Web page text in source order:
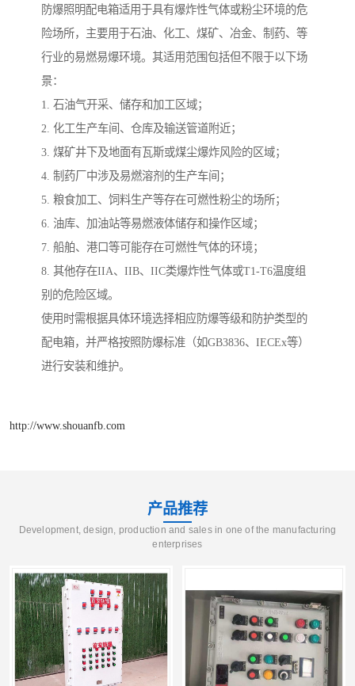
防爆照明配电箱适用于具有爆炸性气体或粉尘环境的危
险场所，主要用于石油、化工、煤矿、冶金、制药、等
行业的易燃易爆环境。其适用范围包括但不限于以下场
景：
1. 石油气开采、储存和加工区域；
2. 化工生产车间、仓库及输送管道附近；
3. 煤矿井下及地面有瓦斯或煤尘爆炸风险的区域；
4. 制药厂中涉及易燃溶剂的生产车间；
5. 粮食加工、饲料生产等存在可燃性粉尘的场所；
6. 油库、加油站等易燃液体储存和操作区域；
7. 船舶、港口等可能存在可燃性气体的环境；
8. 其他存在IIA、IIB、IIC类爆炸性气体或T1-T6温度组
别的危险区域。
使用时需根据具体环境选择相应防爆等级和防护类型的
配电箱，并严格按照防爆标准（如GB3836、IECEx等）
进行安装和维护。
http://www.shouanfb.com
产品推荐
Development, design, production and sales in one of the manufacturing
enterprises